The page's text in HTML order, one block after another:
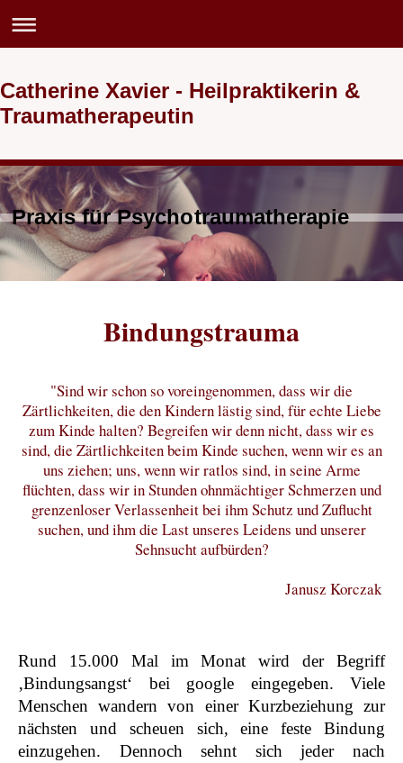
Catherine Xavier - Heilpraktikerin &
Traumatherapeutin
Praxis für Psychotraumatherapie
Bindungstrauma
"Sind wir schon so voreingenommen, dass wir die
Zärtlichkeiten, die den Kindern lästig sind, für echte Liebe
zum Kinde halten? Begreifen wir denn nicht, dass wir es
sind, die Zärtlichkeiten beim Kinde suchen, wenn wir es an
uns ziehen; uns, wenn wir ratlos sind, in seine Arme
flüchten, dass wir in Stunden ohnmächtiger Schmerzen und
grenzenloser Verlassenheit bei ihm Schutz und Zuflucht
suchen, und ihm die Last unseres Leidens und unserer
Sehnsucht aufbürden?
Janusz Korczak
Rund 15.000 Mal im Monat wird der Begriff
‚Bindungsangst‘ bei google eingegeben. Viele
Menschen wandern von einer Kurzbeziehung zur
nächsten und scheuen sich, eine feste Bindung
einzugehen. Dennoch sehnt sich jeder nach